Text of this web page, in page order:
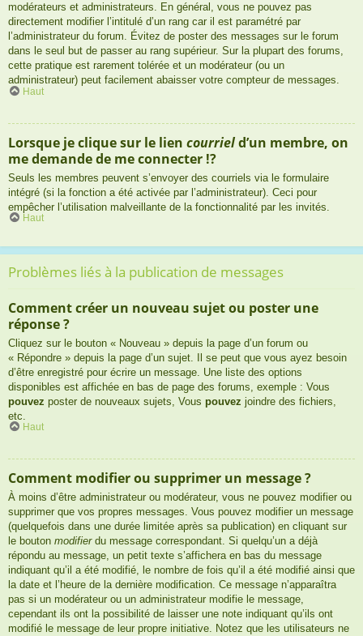
modérateurs et administrateurs. En général, vous ne pouvez pas
directement modifier l’intitulé d’un rang car il est paramétré par
l’administrateur du forum. Évitez de poster des messages sur le forum
dans le seul but de passer au rang supérieur. Sur la plupart des forums,
cette pratique est rarement tolérée et un modérateur (ou un
administrateur) peut facilement abaisser votre compteur de messages.
Haut
Lorsque je clique sur le lien courrield’un membre, on
me demande de me connecter !?
Seuls les membres peuvent s’envoyer des courriels via le formulaire
intégré (si la fonction a été activée par l’administrateur). Ceci pour
empêcher l’utilisation malveillante de la fonctionnalité par les invités.
Haut
Problèmes liés à la publication de messages
Comment créer un nouveau sujet ou poster une
réponse ?
Cliquez sur le bouton « Nouveau » depuis la page d’un forum ou
« Répondre » depuis la page d’un sujet. Il se peut que vous ayez besoin
d’être enregistré pour écrire un message. Une liste des options
disponibles est affichée en bas de page des forums, exemple : Vous
pouvez poster de nouveaux sujets, Vous pouvez joindre des fichiers,
etc.
Haut
Comment modifier ou supprimer un message ?
À moins d’être administrateur ou modérateur, vous ne pouvez modifier ou
supprimer que vos propres messages. Vous pouvez modifier un message
(quelquefois dans une durée limitée après sa publication) en cliquant sur
le bouton modifierdu message correspondant. Si quelqu’un a déjà
répondu au message, un petit texte s’affichera en bas du message
indiquant qu’il a été modifié, le nombre de fois qu’il a été modifié ainsi que
la date et l’heure de la dernière modification. Ce message n’apparaîtra
pas si un modérateur ou un administrateur modifie le message,
cependant ils ont la possibilité de laisser une note indiquant qu’ils ont
modifié le message de leur propre initiative. Notez que les utilisateurs ne